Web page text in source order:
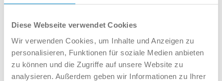
Diese Webseite verwendet Cookies
Wir verwenden Cookies, um Inhalte und Anzeigen zu
personalisieren, Funktionen für soziale Medien anbieten
zu können und die Zugriffe auf unsere Website zu
analysieren. Außerdem geben wir Informationen zu Ihrer
Lars Linkamp
Verkauf GW
02381 7998-522
llinkamp@potthoff.de